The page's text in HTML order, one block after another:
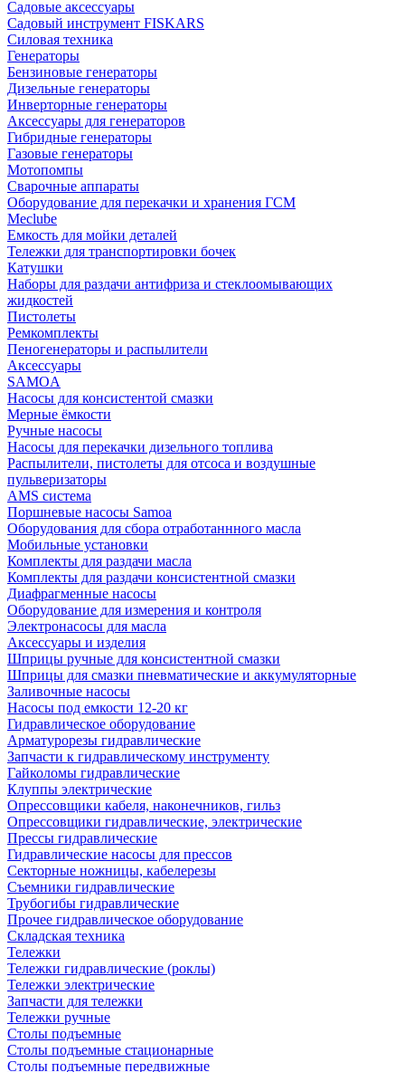
Садовые аксессуары
Садовый инструмент FISKARS
Силовая техника
Генераторы
Бензиновые генераторы
Дизельные генераторы
Инверторные генераторы
Аксессуары для генераторов
Гибридные генераторы
Газовые генераторы
Мотопомпы
Сварочные аппараты
Оборудование для перекачки и хранения ГСМ
Meclube
Емкость для мойки деталей
Тележки для транспортировки бочек
Катушки
Наборы для раздачи антифриза и стеклоомывающих
жидкостей
Пистолеты
Ремкомплекты
Пеногенераторы и распылители
Аксессуары
SAMOA
Насосы для консистентой смазки
Мерные ёмкости
Ручные насосы
Насосы для перекачки дизельного топлива
Распылители, пистолеты для отсоса и воздушные
пульверизаторы
AMS система
Поршневые насосы Samoa
Оборудования для сбора отработаннного масла
Мобильные установки
Комплекты для раздачи масла
Комплекты для раздачи консистентной смазки
Диафрагменные насосы
Оборудование для измерения и контроля
Электронасосы для масла
Аксессуары и изделия
Шприцы ручные для консистентной смазки
Шприцы для смазки пневматические и аккумуляторные
Заливочные насосы
Насосы под емкости 12-20 кг
Гидравлическое оборудование
Арматурорезы гидравлические
Запчасти к гидравлическому инструменту
Гайколомы гидравлические
Клуппы электрические
Опрессовщики кабеля, наконечников, гильз
Опрессовщики гидравлические, электрические
Прессы гидравлические
Гидравлические насосы для прессов
Секторные ножницы, кабелерезы
Съемники гидравлические
Трубогибы гидравлические
Прочее гидравлическое оборудование
Складская техника
Тележки
Тележки гидравлические (роклы)
Тележки электрические
Запчасти для тележки
Тележки ручные
Столы подъемные
Столы подъемные стационарные
Столы подъемные передвижные